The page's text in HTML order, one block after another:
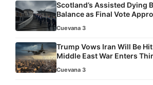
Scotland’s Assisted Dying
Balance as Final Vote
Cuevana 3
Trump Vows Iran Will Be Hit
Middle East War Enters
Cuevana 3